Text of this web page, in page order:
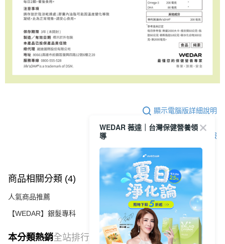
顯示電腦版詳細說明
客服
商品相關分類 (4) 查看全部
人氣商品推薦
【WEDAR】銀髮專科
本分類熱銷全站排行
WEDAR 薇達｜台灣保健營養領
導